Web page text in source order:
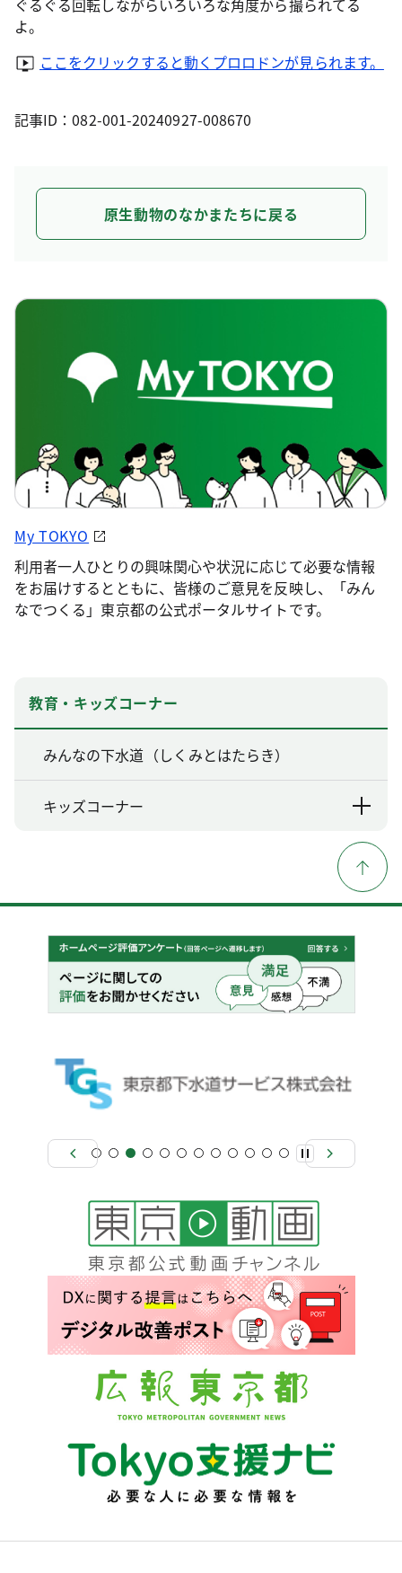
ぐるぐる回転しながらいろいろな角度から撮られてる
よ。
ここをクリックすると動くプロロドンが見られます。
記事ID：082-001-20240927-008670
原生動物のなかまたちに戻る
My TOKYO
利用者一人ひとりの興味関心や状況に応じて必要な情報
をお届けするとともに、皆様のご意見を反映し、「みん
なでつくる」東京都の公式ポータルサイトです。
教育・キッズコーナー
みんなの下水道（しくみとはたらき）
キッズコーナー